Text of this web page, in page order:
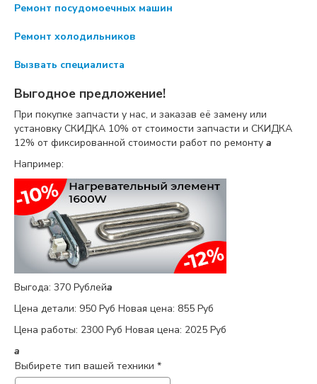
Ремонт посудомоечных машин
Ремонт холодильников
Вызвать специалиста
Выгодное предложение!
При покупке запчасти у нас, и заказав её замену или
установку СКИДКА 10% от стоимости запчасти и СКИДКА
12% от фиксированной стоимости работ по ремонту a
Например:
Выгода: 370 Рублейa
Цена детали: 950 Руб Новая цена: 855 Руб
Цена работы: 2300 Руб Новая цена: 2025 Руб
a
Выбирете тип вашей техники *